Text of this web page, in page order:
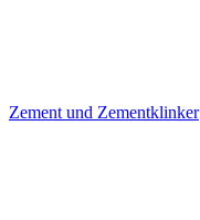
Zement und Zementklinker